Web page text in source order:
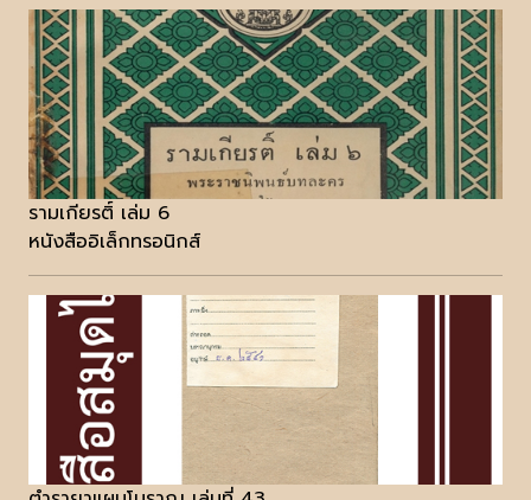
รามเกียรติ์ เล่ม 6
หนังสืออิเล็กทรอนิกส์